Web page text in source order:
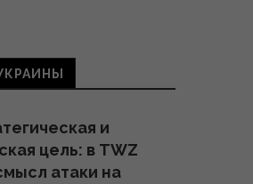
и
цель: в TWZ
атаки на